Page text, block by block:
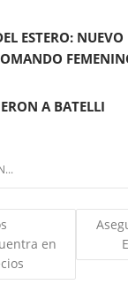
ESTERO:
A BATELLI
en